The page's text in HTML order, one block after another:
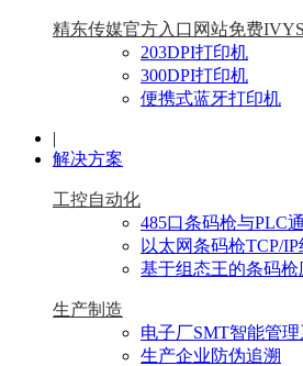
精东传媒官方入口网站免费
203DPI打印机
300DPI打印机
便携式蓝牙打印机
|
解决方案
工控自动化
485口条码枪与PLC
以太网条码枪TCP/IP
基于组态王的条码枪
生产制造
电子厂SMT智能管
生产企业防伪追溯